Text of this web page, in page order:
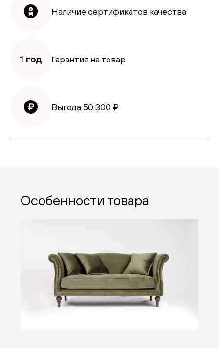
Наличие сертификатов качества
1 год Гарантия на товар
Выгода 50 300 ₽
Особенности товара